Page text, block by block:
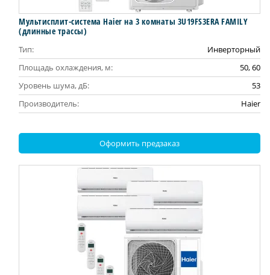
Мультисплит-система Haier на 3 комнаты 3U19FS3ERA FAMILY
(длинные трассы)
Тип:
Инверторный
Площадь охлаждения, м:
50, 60
Уровень шума, дБ:
53
Производитель:
Haier
Оформить предзаказ